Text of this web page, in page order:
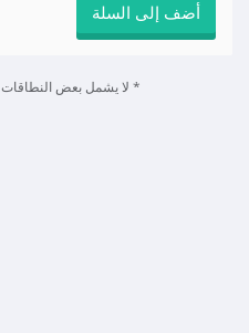
أضف إلى السلة
* لا يشمل بعض النطاقات